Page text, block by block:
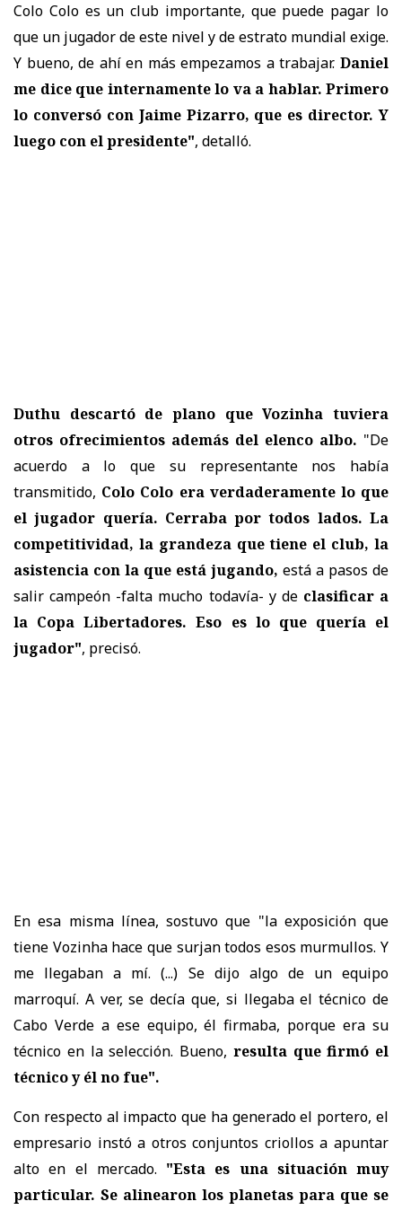
Colo Colo es un club importante, que puede pagar lo
que un jugador de este nivel y de estrato mundial exige.
Y bueno, de ahí en más empezamos a trabajar. Daniel
me dice que internamente lo va a hablar. Primero
lo conversó con Jaime Pizarro, que es director. Y
luego con el presidente", detalló.
Duthu descartó de plano que Vozinha tuviera
otros ofrecimientos además del elenco albo. "De
acuerdo a lo que su representante nos había
transmitido, Colo Colo era verdaderamente lo que
el jugador quería. Cerraba por todos lados. La
competitividad, la grandeza que tiene el club, la
asistencia con la que está jugando, está a pasos de
salir campeón -falta mucho todavía- y de clasificar a
la Copa Libertadores. Eso es lo que quería el
jugador", precisó.
En esa misma línea, sostuvo que "la exposición que
tiene Vozinha hace que surjan todos esos murmullos. Y
me llegaban a mí. (...) Se dijo algo de un equipo
marroquí. A ver, se decía que, si llegaba el técnico de
Cabo Verde a ese equipo, él firmaba, porque era su
técnico en la selección. Bueno, resulta que firmó el
técnico y él no fue".
Con respecto al impacto que ha generado el portero, el
empresario instó a otros conjuntos criollos a apuntar
alto en el mercado. "Esta es una situación muy
particular. Se alinearon los planetas para que se